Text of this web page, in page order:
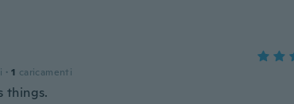
· 1 caricamenti
things.